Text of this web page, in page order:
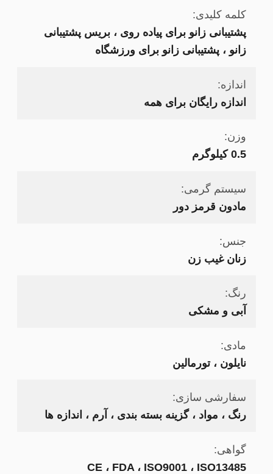
کلمه کلیدی:
پشتیبانی زانو برای پیاده روی ، بریس پشتیبانی
زانو ، پشتیبانی زانو برای ورزشگاه
اندازه:
اندازه رایگان برای همه
وزن:
0.5 کیلوگرم
سیستم گرمی:
مادون قرمز دور
جنس:
زنان غیب زن
رنگ:
آبی و مشکی
مادی:
نایلون ، تورمالین
سفارشی سازی:
رنگ ، مواد ، گزینه بسته بندی ، آرم ، اندازه ها
گواهی:
CE ، FDA ، ISO9001 ، ISO13485